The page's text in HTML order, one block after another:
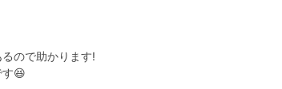
ので助かります!
😆